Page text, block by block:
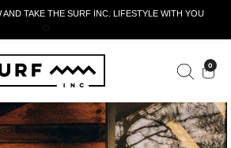
TAKE THE SURF INC. LIFESTYLE WITH YOU
🤍
0
DI RESTITUZIONE ATTIVO